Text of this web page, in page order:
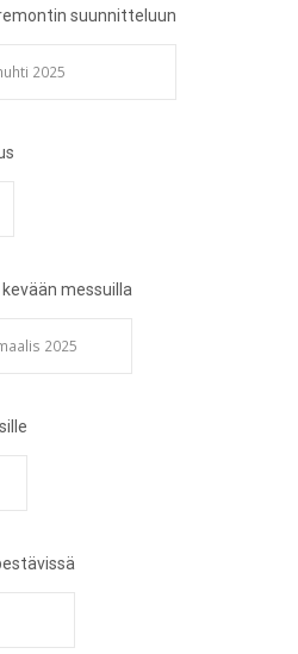
suunnitteluun
2025
kevään messuilla
2025